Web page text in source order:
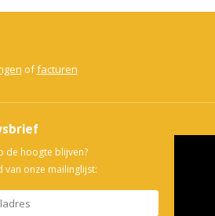
offacturen
de hoogte blijven?
van onze mailinglijst: